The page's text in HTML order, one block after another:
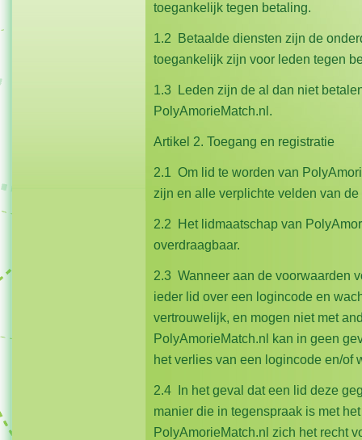
toegankelijk tegen betaling.
1.2 Betaalde diensten zijn de
toegankelijk zijn voor leden tegen
1.3 Leden zijn de al dan niet
PolyAmorieMatch.nl.
Artikel 2. Toegang en registratie
2.1 Om lid te worden van
zijn en alle verplichte velden van
2.2 Het lidmaatschap van
overdraagbaar.
2.3 Wanneer aan de voorwaarden
ieder lid over een logincode en
vertrouwelijk, en mogen niet met
PolyAmorieMatch.nl kan in geen
het verlies van een logincode en/
2.4 In het geval dat een lid deze
manier die in tegenspraak is met
PolyAmorieMatch.nl zich het recht